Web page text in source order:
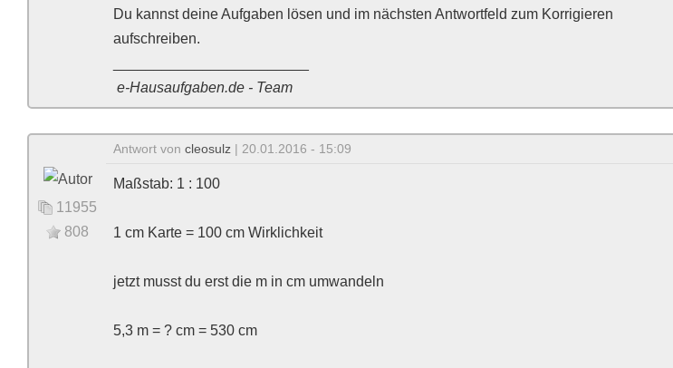
Du kannst deine Aufgaben lösen und im nächsten Antwortfeld zum Korrigieren
aufschreiben.
e-Hausaufgaben.de - Team
11955
808
Antwort von cleosulz | 20.01.2016 - 15:09
Maßstab: 1 : 100
1 cm Karte = 100 cm Wirklichkeit
jetzt musst du erst die m in cm umwandeln
5,3 m = ? cm = 530 cm